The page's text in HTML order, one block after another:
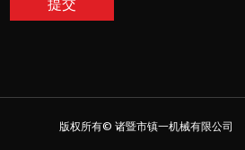
版权所有© 诸暨市镇一机械有限公司